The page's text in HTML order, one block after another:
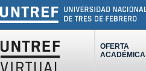
OFERTA
ACADÉMICA